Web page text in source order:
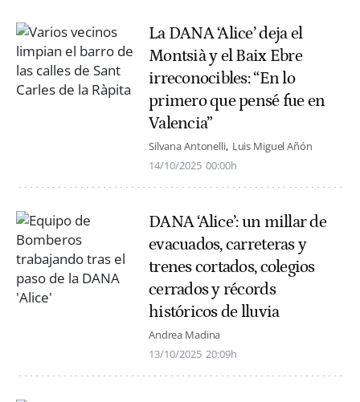
La DANA ‘Alice’ deja el
Montsià y el Baix Ebre
irreconocibles: “En lo
primero que pensé fue en
Valencia”
Silvana Antonelli Luis Miguel Añón
14/10/2025 00:00h
DANA ‘Alice’: un millar de
evacuados, carreteras y
trenes cortados, colegios
cerrados y récords
históricos de lluvia
Andrea Madina
13/10/2025 20:09h